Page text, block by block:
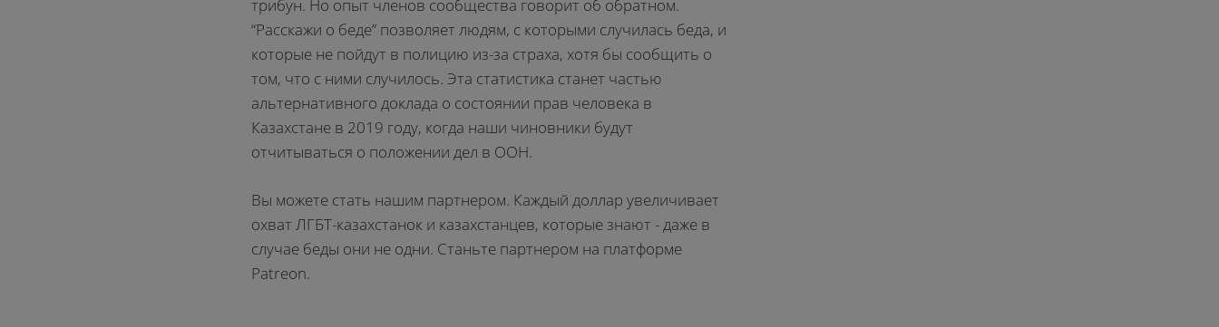
трибун. Но опыт членов сообщества говорит об обратном.
“Расскажи о беде” позволяет людям, с которыми случилась беда, и
которые не пойдут в полицию из-за страха, хотя бы сообщить о
том, что с ними случилось. Эта статистика станет частью
альтернативного доклада о состоянии прав человека в
Казахстане в 2019 году, когда наши чиновники будут
отчитываться о положении дел в ООН.
Вы можете стать нашим партнером. Каждый доллар увеличивает
охват ЛГБТ-казахстанок и казахстанцев, которые знают - даже в
случае беды они не одни. Станьте партнером на платформе
Patreon.